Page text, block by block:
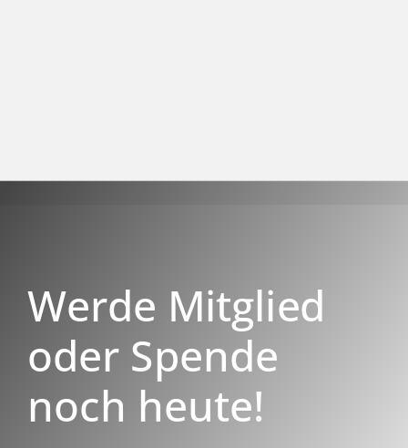
Werde Mitglied
oder Spende
noch heute!